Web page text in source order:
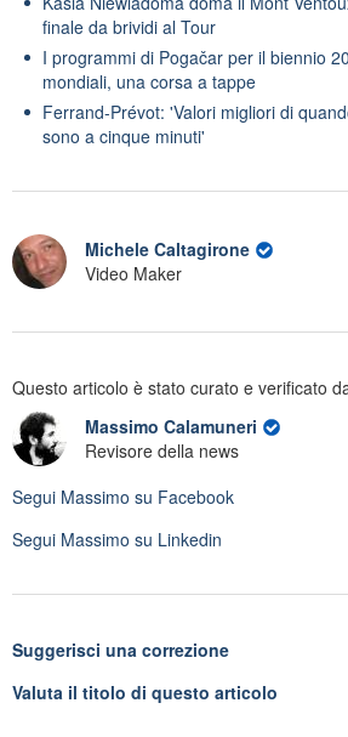
finale da brividi al Tour
I programmi di Pogačar per il biennio
mondiali, una corsa a tappe
Ferrand-Prévot: 'Valori migliori di
sono a cinque minuti'
Michele Caltagirone
Video Maker
Questo articolo è stato curato e verificato
Massimo Calamuneri
Revisore della news
Segui Massimo su Facebook
Segui Massimo su Linkedin
Suggerisci una correzione
Valuta il titolo di questo articolo